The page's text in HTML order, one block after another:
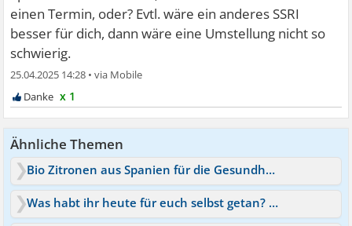
einen Termin, oder? Evtl. wäre ein anderes SSRI
besser für dich, dann wäre eine Umstellung nicht so
schwierig.
25.04.2025 14:28 •
x 1
Ähnliche Themen
Bio Zitronen aus Spanien für die Gesundheit?
Was habt ihr heute für euch selbst getan? Positive Dinge